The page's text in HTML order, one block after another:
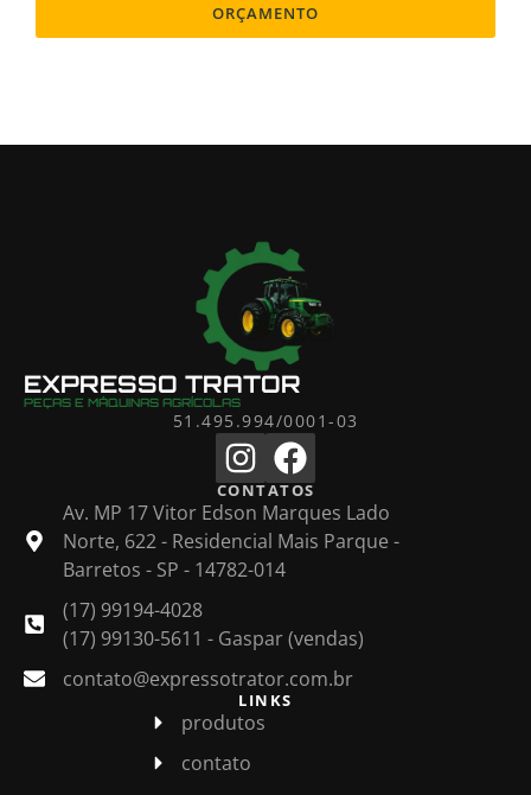
ORÇAMENTO
EXPRESSO TRATOR
PEÇAS E MÁQUINAS AGRÍCOLAS
51.495.994/0001-03
CONTATOS
Av. MP 17 Vitor Edson Marques Lado
Norte, 622 - Residencial Mais Parque -
Barretos - SP - 14782-014
(17) 99194-4028
(17) 99130-5611 - Gaspar (vendas)
contato@expressotrator.com.br
LINKS
produtos
contato